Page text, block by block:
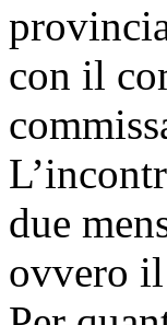
con il
due
ovvero